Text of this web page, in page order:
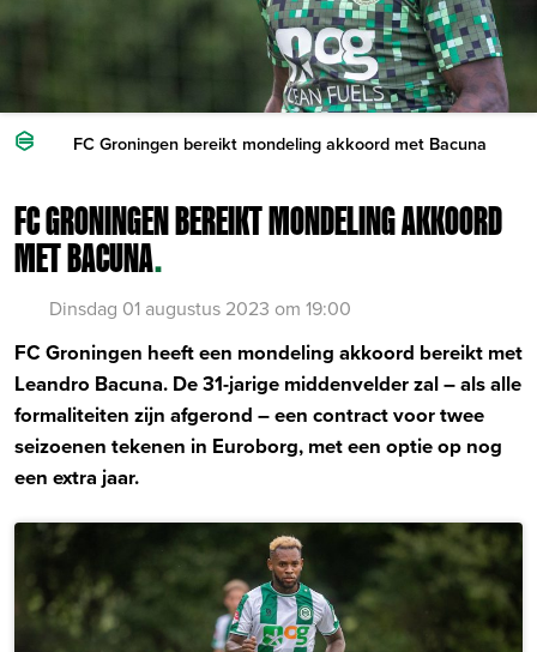
FC Groningen bereikt mondeling akkoord met Bacuna
FC GRONINGEN BEREIKT MONDELING AKKOORD
MET BACUNA.
Dinsdag 01 augustus 2023 om 19:00
FC Groningen heeft een mondeling akkoord bereikt met
Leandro Bacuna. De 31-jarige middenvelder zal – als alle
formaliteiten zijn afgerond – een contract voor twee
seizoenen tekenen in Euroborg, met een optie op nog
een extra jaar.